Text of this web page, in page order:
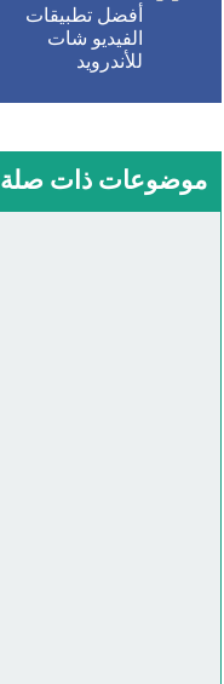
أفضل تطبيقات
الفيديو شات
للأندرويد
موضوعات ذات صلة